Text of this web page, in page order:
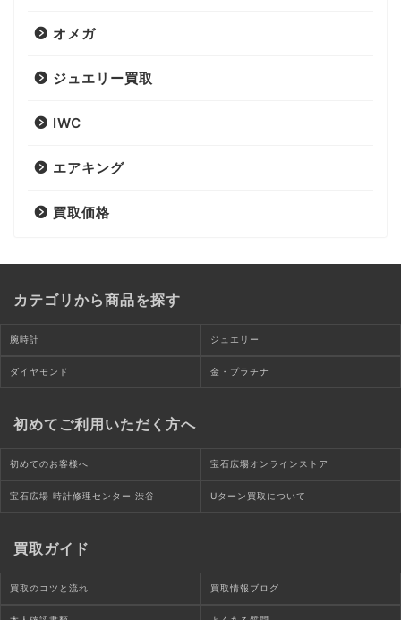
オメガ
ジュエリー買取
IWC
エアキング
買取価格
カテゴリから商品を探す
腕時計 ジュエリー
ダイヤモンド 金・プラチナ
初めてご利用いただく方へ
初めてのお客様へ 宝石広場オンラインストア
宝石広場 時計修理センター 渋谷 Uターン買取について
買取ガイド
買取のコツと流れ 買取情報ブログ